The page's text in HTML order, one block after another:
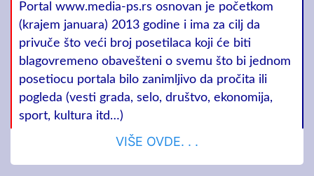
Portal www.media-ps.rs osnovan je početkom
(krajem januara) 2013 godine i ima za cilj da
privuče što veći broj posetilaca koji će biti
blagovremeno obavešteni o svemu što bi jednom
posetiocu portala bilo zanimljivo da pročita ili
pogleda (vesti grada, selo, društvo, ekonomija,
sport, kultura itd…)
VIŠE OVDE. . .